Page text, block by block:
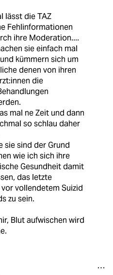
lässt die TAZ
Fehlinformationen
ihre Moderation....
sie einfach mal
kümmern sich um
denen von ihren
die
mal ne Zeit und dann
so schlau daher
sie sind der Grund
wie ich sich ihre
Gesundheit damit
das letzte
vollendetem Suizid
zu sein.
Blut aufwischen wird